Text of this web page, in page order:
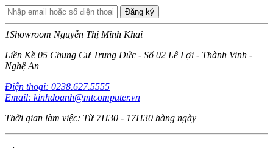
1Showroom Nguyễn Thị Minh Khai
Liền Kề 05 Chung Cư Trung Đức - Số 02 Lê Lợi - Thành Vinh -
Nghệ An
Điện thoại: 0238.627.5555
Email: kinhdoanh@mtcomputer.vn
Thời gian làm việc: Từ 7H30 - 17H30 hàng ngày